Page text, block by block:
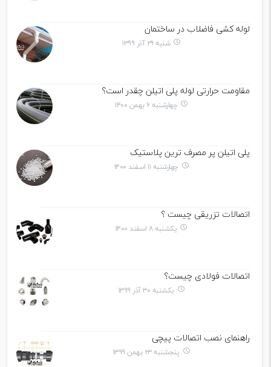
لوله کشی فاضلاب در ساختمان
شنبه ۲۹ آذر ۱۳۹۹
مقاومت حرارتی لوله پلی اتیلن چقدر است؟
چهارشنبه ۶ بهمن ۱۴۰۰
پلی اتیلن پر مصرف ترین پلاستیک
چهارشنبه ۱۱ اسفند ۱۴۰۰
اتصالات تزریقی چیست ؟
یکشنبه ۸ اسفند ۱۴۰۰
اتصالات فولادی چیست؟
یکشنبه ۳۰ آذر ۱۳۹۹
راهنمای نصب اتصالات پیچی
پنجشنبه ۲۳ بهمن ۱۳۹۹